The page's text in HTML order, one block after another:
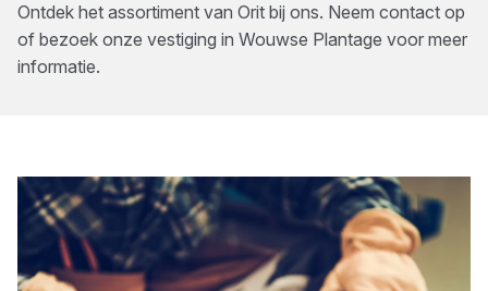
Ontdek het assortiment van Orit bij ons. Neem contact op
of bezoek onze vestiging in Wouwse Plantage voor meer
informatie.